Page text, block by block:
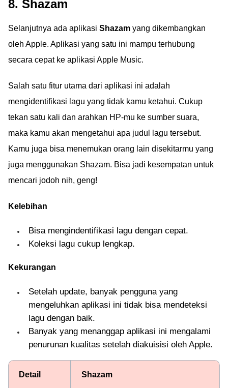
8. Shazam
Selanjutnya ada aplikasi Shazam yang dikembangkan
oleh Apple. Aplikasi yang satu ini mampu terhubung
secara cepat ke aplikasi Apple Music.
Salah satu fitur utama dari aplikasi ini adalah
mengidentifikasi lagu yang tidak kamu ketahui. Cukup
tekan satu kali dan arahkan HP-mu ke sumber suara,
maka kamu akan mengetahui apa judul lagu tersebut.
Kamu juga bisa menemukan orang lain disekitarmu yang
juga menggunakan Shazam. Bisa jadi kesempatan untuk
mencari jodoh nih, geng!
Kelebihan
Bisa mengindentifikasi lagu dengan cepat.
Koleksi lagu cukup lengkap.
Kekurangan
Setelah update, banyak pengguna yang
mengeluhkan aplikasi ini tidak bisa mendeteksi
lagu dengan baik.
Banyak yang menanggap aplikasi ini mengalami
penurunan kualitas setelah diakuisisi oleh Apple.
Detail Shazam